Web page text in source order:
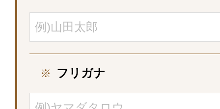
※ フリガナ